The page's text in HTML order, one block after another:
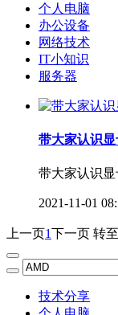
个人电脑
办公设备
网络技术
IT小知识
服务器
带大家认识
带大家认识
2021-11-01
上一页1下一页 转
技术分享